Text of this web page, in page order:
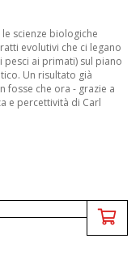
scienze biologiche
evolutivi che ci legano
pesci ai primati) sul piano
Un risultato già
fosse che ora - grazie a
e percettività di Carl